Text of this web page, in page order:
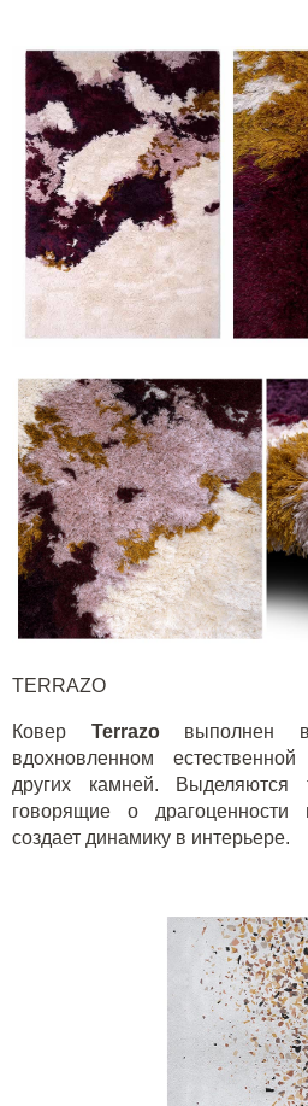
TERRAZO
Ковер Terrazoвыполнен в
вдохновленном
других камней. Выделяются
говорящие о
создает динамику в интерьере.